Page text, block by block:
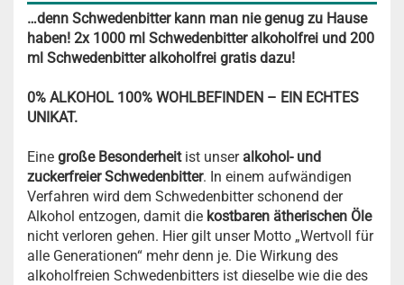
…denn Schwedenbitter kann man nie genug zu Hause
haben! 2x 1000 ml Schwedenbitter alkoholfrei und 200
ml Schwedenbitter alkoholfrei gratis dazu!
0% ALKOHOL 100% WOHLBEFINDEN – EIN ECHTES
UNIKAT.
Eine große Besonderheitist unser alkohol- und
zuckerfreier Schwedenbitter. In einem aufwändigen
Verfahren wird dem Schwedenbitter schonend der
Alkohol entzogen, damit die kostbaren ätherischen Öle
nicht verloren gehen. Hier gilt unser Motto „Wertvoll für
alle Generationen“ mehr denn je. Die Wirkung des
alkoholfreien Schwedenbitters ist dieselbe wie die des